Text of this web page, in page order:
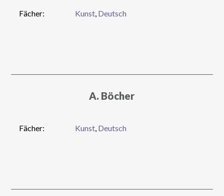
Fächer: Kunst, Deutsch
A. Böcher
Fächer: Kunst, Deutsch